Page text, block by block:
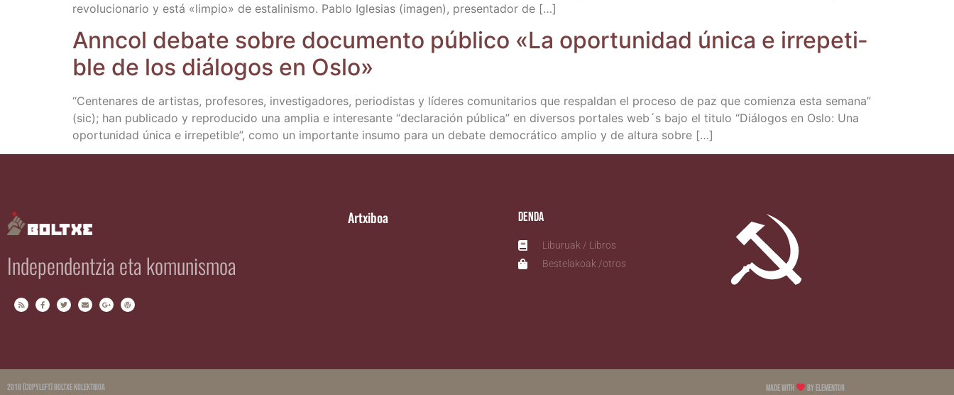
revo­lu­cio­na­rio y está «lim­pio» de esta­li­nis­mo. Pablo Igle­sias (ima­gen), pre­sen­ta­dor de […]
Ann­col deba­te sobre docu­men­to públi­co «La opor­tu­ni­dad úni­ca e irre­pe­ti­
ble de los diá­lo­gos en Oslo»
“Cen­te­na­res de artis­tas, pro­fe­so­res, inves­ti­ga­do­res, perio­dis­tas y líde­res comu­ni­ta­rios que res­pal­dan el pro­ce­so de paz que comien­za esta sema­na”
(sic); han publi­ca­do y repro­du­ci­do una amplia e intere­san­te “decla­ra­ción públi­ca” en diver­sos por­ta­les web´s bajo el titu­lo “Diá­lo­gos en Oslo: Una
opor­tu­ni­dad úni­ca e irre­pe­ti­ble”, como un impor­tan­te insu­mo para un deba­te demo­crá­ti­co amplio y de altu­ra sobre […]
Independentzia eta komunismoa
Artxiboa Denda
Liburuak / Libros
Bestelakoak /otros
2018 (copyleft) Boltxe Kolektiboa Made with by Elementor